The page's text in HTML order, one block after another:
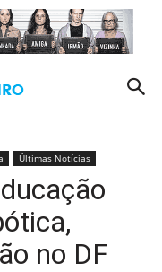
Últimas Notícias
no DF